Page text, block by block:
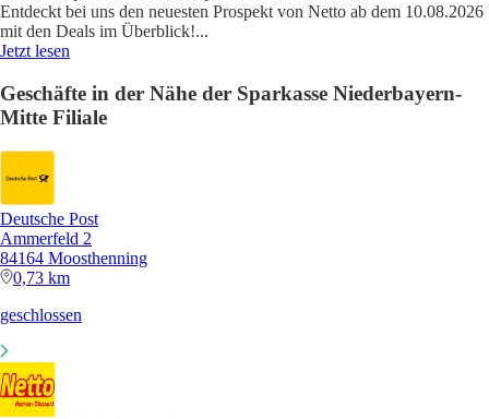
Entdeckt bei uns den neuesten Prospekt von Netto ab dem 10.08.2026
mit den Deals im Überblick!...
Jetzt lesen
Geschäfte in der Nähe der Sparkasse Niederbayern-
Mitte Filiale
Deutsche Post
Ammerfeld 2
84164 Moosthenning
0,73 km
geschlossen